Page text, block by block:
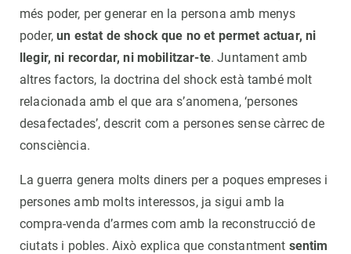
més poder, per generar en la persona amb menys
poder,un estat de shock que no et permet actuar, ni
llegir, ni recordar, ni mobilitzar-te. Juntament amb
altres factors, la doctrina del shock està també molt
relacionada amb el que ara s’anomena, ‘persones
desafectades’, descrit com a persones sense càrrec de
consciència.
La guerra genera molts diners per a poques empreses i
persones amb molts interessos, ja sigui amb la
compra-venda d’armes com amb la reconstrucció de
ciutats i pobles. Això explica que constantment sentim